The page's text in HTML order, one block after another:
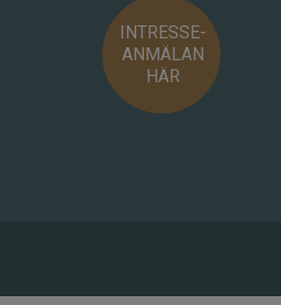
INTRESSE-
ANMÄLAN
HÄR